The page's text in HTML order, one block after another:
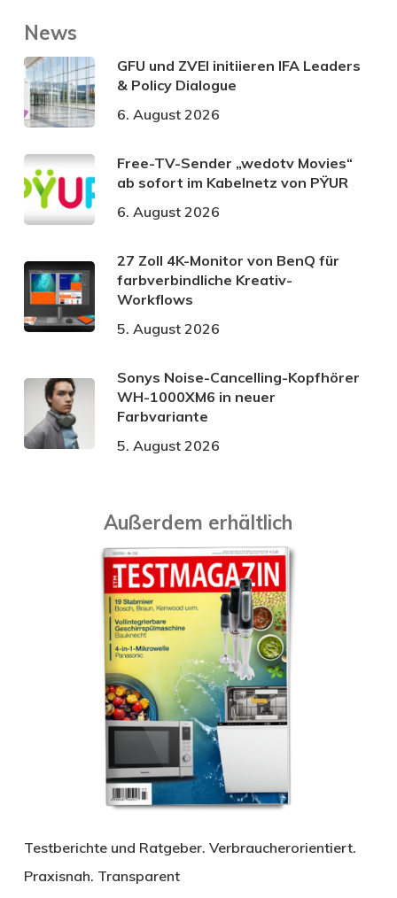
News
GFU und ZVEI initiieren IFA Leaders
& Policy Dialogue
6. August 2026
Free-TV-Sender „wedotv Movies“
ab sofort im Kabelnetz von PŸUR
6. August 2026
27 Zoll 4K-Monitor von BenQ für
farbverbindliche Kreativ-
Workflows
5. August 2026
Sonys Noise-Cancelling-Kopfhörer
WH-1000XM6 in neuer
Farbvariante
5. August 2026
Außerdem erhältlich
Testberichte und Ratgeber. Verbraucherorientiert.
Praxisnah. Transparent